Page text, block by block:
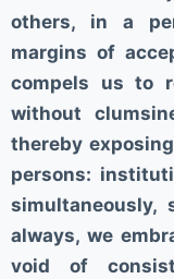
others, in a
margins of
compels us to
without
thereby
persons:
simultaneously,
always, we
void of